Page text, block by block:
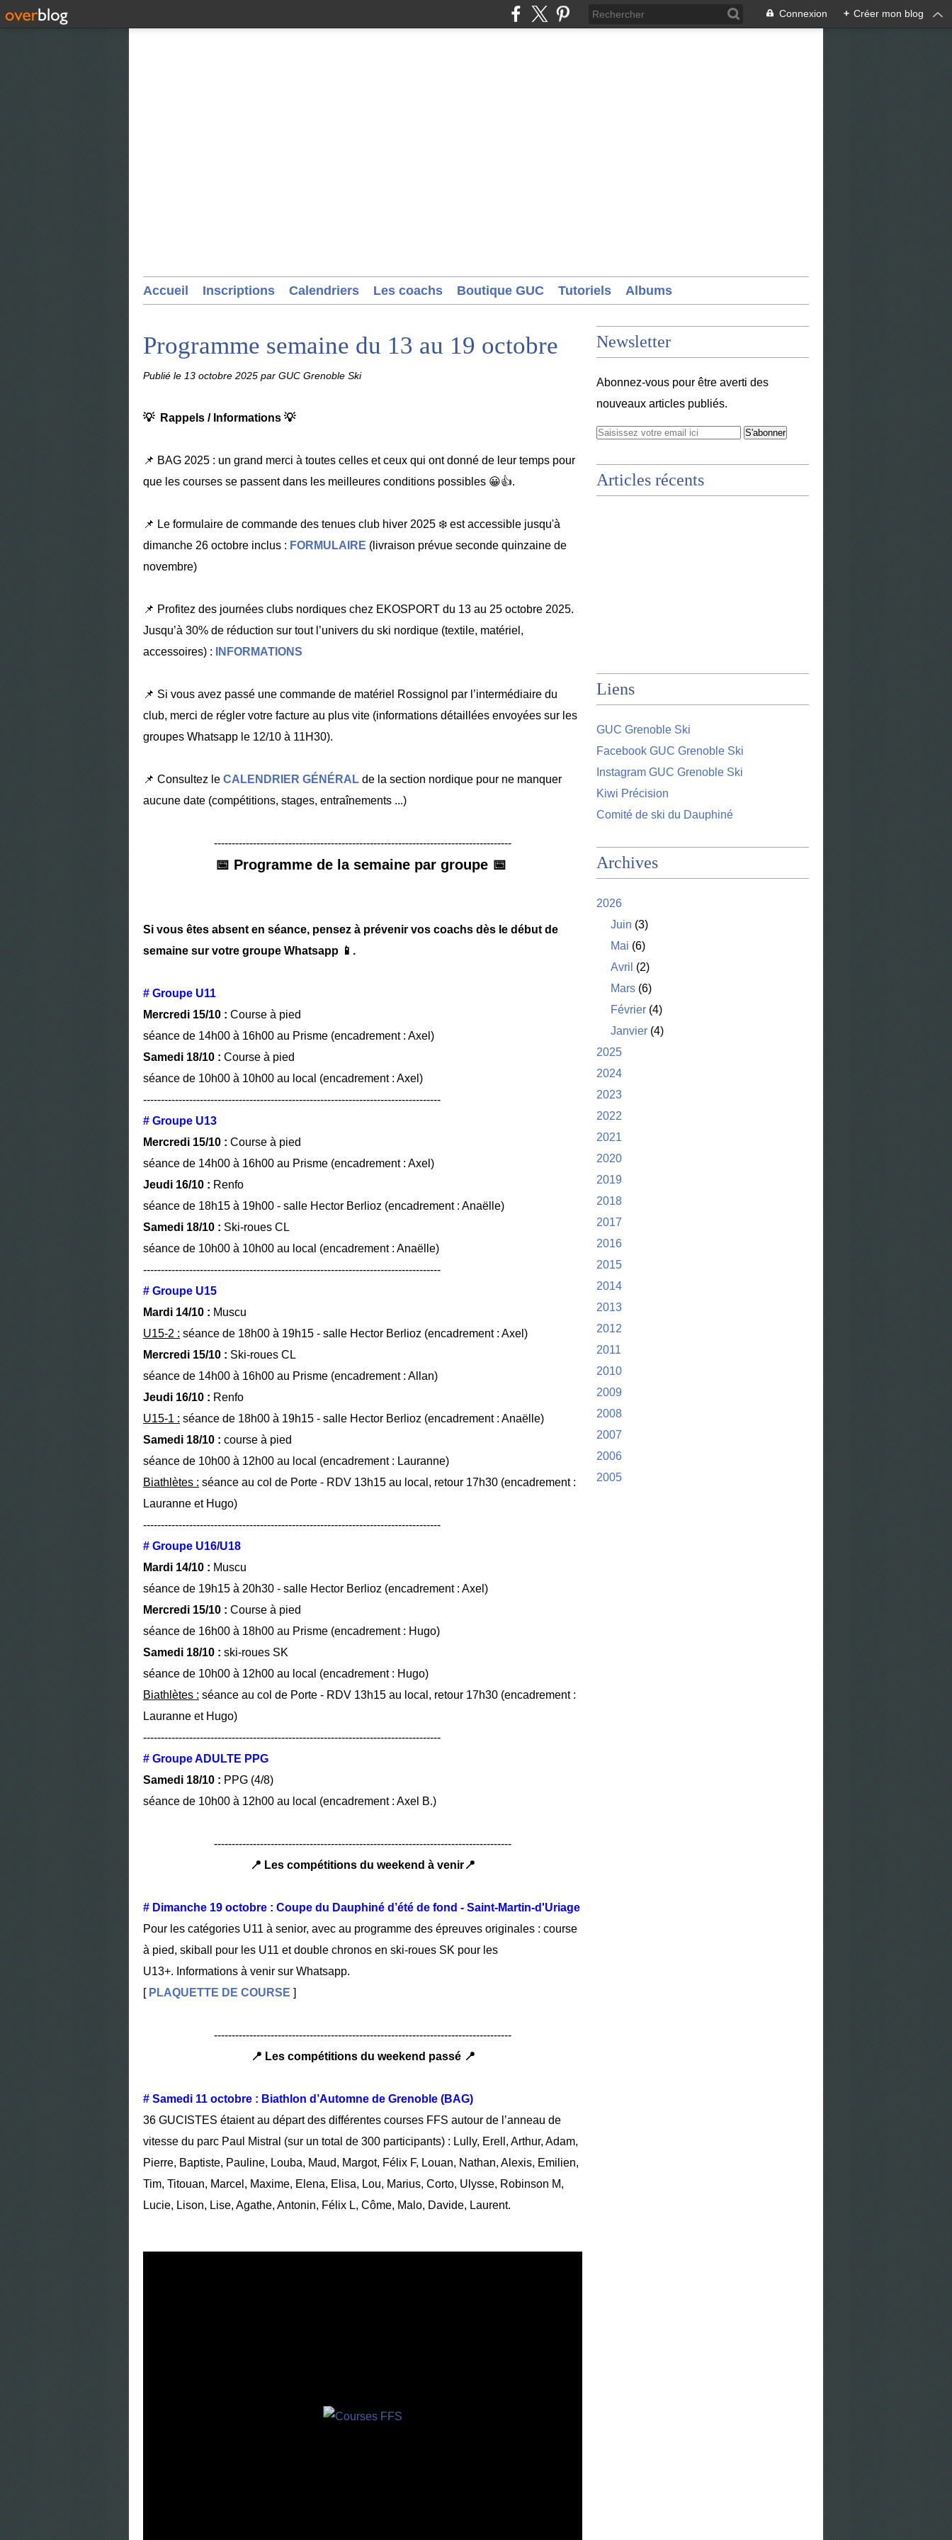
Connexion + Créer mon blog
Accueil Inscriptions Calendriers Les coachs Boutique GUC Tutoriels Albums
Programme semaine du 13 au 19 octobre
Publié le 13 octobre 2025 par GUC Grenoble Ski
💡 Rappels / Informations 💡
📌 BAG 2025 : un grand merci à toutes celles et ceux qui ont donné de leur temps pour
que les courses se passent dans les meilleures conditions possibles 😀👍.
📌 Le formulaire de commande des tenues club hiver 2025 ❄️ est accessible jusqu'à
dimanche 26 octobre inclus : FORMULAIRE (livraison prévue seconde quinzaine de
novembre)
📌 Profitez des journées clubs nordiques chez EKOSPORT du 13 au 25 octobre 2025.
Jusqu’à 30% de réduction sur tout l’univers du ski nordique (textile, matériel,
accessoires) :
INFORMATIONS
📌 Si vous avez passé une commande de matériel Rossignol par l’intermédiaire du
club, merci de régler votre facture au plus vite (informations détaillées envoyées sur les
groupes Whatsapp le 12/10 à 11H30).
📌 Consultez le CALENDRIER GÉNÉRAL de la section nordique pour ne manquer
aucune date (compétitions, stages, entraînements ...)
------------------------------------------------------------------------------------
📅 Programme de la semaine par groupe 📅
Si vous êtes absent en séance, pensez à prévenir vos coachs dès le début de
semaine sur votre groupe Whatsapp 📱.
# Groupe U11
Mercredi 15/10 : Course à pied
séance de 14h00 à 16h00 au Prisme (encadrement : Axel)
Samedi 18/10 : Course à pied
séance de 10h00 à 10h00 au local (encadrement : Axel)
------------------------------------------------------------------------------------
# Groupe U13
Mercredi 15/10 : Course à pied
séance de 14h00 à 16h00 au Prisme (encadrement : Axel)
Jeudi 16/10 : Renfo
séance de 18h15 à 19h00 - salle Hector Berlioz (encadrement : Anaëlle)
Samedi 18/10 : Ski-roues CL
séance de 10h00 à 10h00 au local (encadrement : Anaëlle)
------------------------------------------------------------------------------------
# Groupe U15
Mardi 14/10 : Muscu
U15-2 : séance de 18h00 à 19h15 - salle Hector Berlioz (encadrement : Axel)
Mercredi 15/10 : Ski-roues CL
séance de 14h00 à 16h00 au Prisme (encadrement : Allan)
Jeudi 16/10 : Renfo
U15-1 : séance de 18h00 à 19h15 - salle Hector Berlioz (encadrement : Anaëlle)
Samedi 18/10 : course à pied
séance de 10h00 à 12h00 au local (encadrement : Lauranne)
Biathlètes : séance au col de Porte - RDV 13h15 au local, retour 17h30 (encadrement :
Lauranne et Hugo)
------------------------------------------------------------------------------------
# Groupe U16/U18
Mardi 14/10 : Muscu
séance de 19h15 à 20h30 - salle Hector Berlioz (encadrement : Axel)
Mercredi 15/10 : Course à pied
séance de 16h00 à 18h00 au Prisme (encadrement : Hugo)
Samedi 18/10 : ski-roues SK
séance de 10h00 à 12h00 au local (encadrement : Hugo)
Biathlètes : séance au col de Porte - RDV 13h15 au local, retour 17h30 (encadrement :
Lauranne et Hugo)
------------------------------------------------------------------------------------
# Groupe ADULTE PPG
Samedi 18/10 : PPG (4/8)
séance de 10h00 à 12h00 au local (encadrement : Axel B.)
------------------------------------------------------------------------------------
📍 Les compétitions du weekend à venir📍
# Dimanche 19 octobre : Coupe du Dauphiné d’été de fond - Saint-Martin-d'Uriage
Pour les catégories U11 à senior, avec au programme des épreuves originales : course
à pied, skiball pour les U11 et double chronos en ski-roues SK pour les
U13+. Informations à venir sur Whatsapp.
[ PLAQUETTE DE COURSE ]
------------------------------------------------------------------------------------
📍 Les compétitions du weekend passé 📍
# Samedi 11 octobre : Biathlon d’Automne de Grenoble (BAG)
36 GUCISTES étaient au départ des différentes courses FFS autour de l’anneau de
vitesse du parc Paul Mistral (sur un total de 300 participants) : Lully, Erell, Arthur, Adam,
Pierre, Baptiste, Pauline, Louba, Maud, Margot, Félix F, Louan, Nathan, Alexis, Emilien,
Tim, Titouan, Marcel, Maxime, Elena, Elisa, Lou, Marius, Corto, Ulysse, Robinson M,
Lucie, Lison, Lise, Agathe, Antonin, Félix L, Côme, Malo, Davide, Laurent.
Newsletter
Abonnez-vous pour être averti des
nouveaux articles publiés.
Articles récents
Liens
GUC Grenoble Ski
Facebook GUC Grenoble Ski
Instagram GUC Grenoble Ski
Kiwi Précision
Comité de ski du Dauphiné
Archives
2026
Juin (3)
Mai (6)
Avril (2)
Mars (6)
Février (4)
Janvier (4)
2025
2024
2023
2022
2021
2020
2019
2018
2017
2016
2015
2014
2013
2012
2011
2010
2009
2008
2007
2006
2005